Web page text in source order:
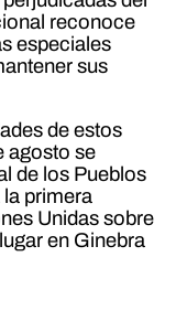
reconoce
especiales
sus
de estos
agosto se
de los Pueblos
primera
Unidas sobre
en Ginebra